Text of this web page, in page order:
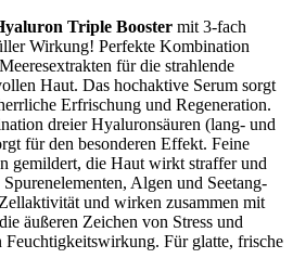
Triple Booster mit 3-fach
Wirkung! Perfekte Kombination
für die strahlende
Haut. Das hochaktive Serum sorgt
Erfrischung und Regeneration.
dreier Hyaluronsäuren (lang- und
für den besonderen Effekt. Feine
gemildert, die Haut wirkt straffer und
Algen und Seetang-
und wirken zusammen mit
äußeren Zeichen von Stress und
Für glatte, frische